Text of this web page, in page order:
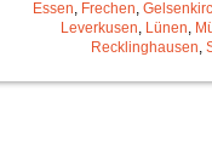
Essen Frechen
Leverkusen Lünen
Recklinghausen